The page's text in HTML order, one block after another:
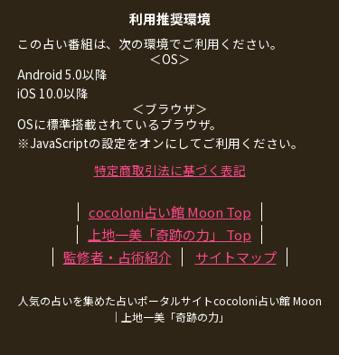
利用推奨環境
この占い番組は、次の環境でご利用ください。
＜OS＞
Android 5.0以降
iOS 10.0以降
＜ブラウザ＞
OSに標準搭載されているブラウザ。
※JavaScriptの設定をオンにしてご利用ください。
特定商取引法に基づく表記
cocoloni占い館 Moon Top
上地一美「奇跡の力」
Top
監修者・占術紹介
サイトマップ
人気の占いを集めた占いポータルサイトcocoloni占い館 Moon
｜ 上地一美「奇跡の力」